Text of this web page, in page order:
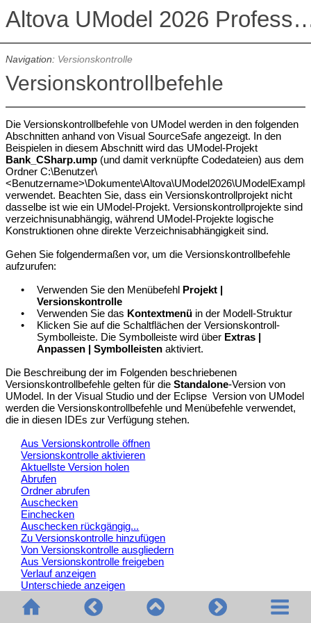
Altova UModel 2026
Navigation: Versionskontrolle
Versionskontrollbefehle
Die Versionskontrollbefehle von UModel werden in den folgenden
Abschnitten anhand von Visual SourceSafe angezeigt. In den
Beispielen in diesem Abschnitt wird das UModel-Projekt
Bank_CSharp.ump(und damit verknüpfte Codedateien) aus dem
Ordner C:\Benutzer\
verwendet. Beachten Sie, dass ein Versionskontrollprojekt nicht
dasselbe ist wie ein UModel-Projekt. Versionskontrollprojekte sind
verzeichnisunabhängig, während UModel-Projekte logische
Konstruktionen ohne direkte Verzeichnisabhängigkeit sind.
Gehen Sie folgendermaßen vor, um die Versionskontrollbefehle
aufzurufen:
•
Verwenden Sie den Menübefehl Projekt |
Versionskontrolle
•
Verwenden Sie das Kontextmenü in der Modell-Struktur
•
Klicken Sie auf die Schaltflächen der Versionskontroll-
Symbolleiste. Die Symbolleiste wird über Extras |
Anpassen | Symbolleisten aktiviert.
Die Beschreibung der im Folgenden beschriebenen
Versionskontrollbefehle gelten für die Standalone-Version von
UModel. In der Visual Studio und der Eclipse Version von UModel
werden die Versionskontrollbefehle und Menübefehle verwendet,
die in diesen IDEs zur Verfügung stehen.
Aus Versionskontrolle öffnen
Versionskontrolle aktivieren
Aktuellste Version holen
Abrufen
Ordner abrufen
Auschecken
Einchecken
Auschecken rückgängig...
Zu Versionskontrolle hinzufügen
Von Versionskontrolle ausgliedern
Aus Versionskontrolle freigeben
Verlauf anzeigen
Unterschiede anzeigen
Eigenschaften anzeigen
Status aktualisieren